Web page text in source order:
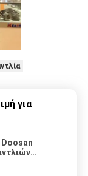
για
Doosan